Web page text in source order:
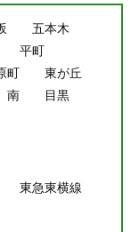
五本木
平町
町
東が丘
南
目黒
東急東横線